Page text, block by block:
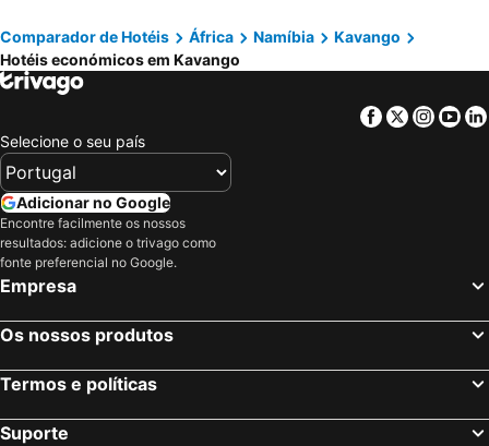
Comparador de Hotéis África Namíbia
Kavango
Hotéis económicos em Kavango
Facebook
Twitter
Selecione o seu país
Adicionar no Google
Encontre facilmente os nossos
resultados: adicione o trivago como
fonte preferencial no Google.
Empresa
Os nossos produtos
Termos e políticas
Suporte